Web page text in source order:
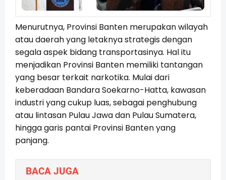
Menurutnya, Provinsi Banten merupakan wilayah
atau daerah yang letaknya strategis dengan
segala aspek bidang transportasinya. Hal itu
menjadikan Provinsi Banten memiliki tantangan
yang besar terkait narkotika. Mulai dari
keberadaan Bandara Soekarno-Hatta, kawasan
industri yang cukup luas, sebagai penghubung
atau lintasan Pulau Jawa dan Pulau Sumatera,
hingga garis pantai Provinsi Banten yang
panjang.
BACA JUGA